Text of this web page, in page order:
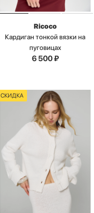
Ricoco
Кардиган тонкой вязки на
пуговицах
6 500₽
СКИДКА